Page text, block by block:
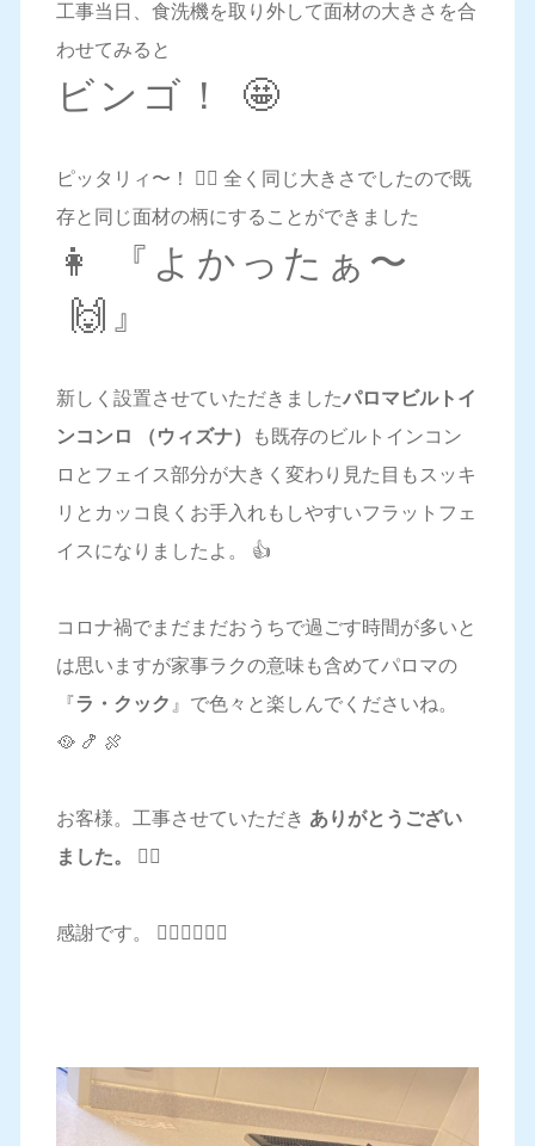
工事当日、食洗機を取り外して面材の大きさを合
わせてみると
ビンゴ！ 🤩
ピッタリィ〜！ 🙆‍♀️ 全く同じ大きさでしたので既
存と同じ面材の柄にすることができました
👩 『よかったぁ〜
🙌』
新しく設置させていただきましたパロマビルトイ
ンコンロ （ウィズナ）
も既存のビルトインコン
ロとフェイス部分が大きく変わり見た目もスッキ
リとカッコ良くお手入れもしやすいフラットフェ
イスになりましたよ。 👍
コロナ禍でまだまだおうちで過ごす時間が多いと
は思いますが家事ラクの意味も含めてパロマの
『ラ・クック 』で色々と楽しんでくださいね。
🥘 🍤 🍖
お客様。工事させていただき ありがとうござい
ました。
🙇‍♂️
感謝です。 🙇‍♂️🙇‍♂️🙇‍♂️